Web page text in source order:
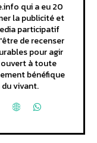
qui a eu 20
la publicité et
participatif
de recenser
pour agir
ouvert à toute
bénéfique
vivant.